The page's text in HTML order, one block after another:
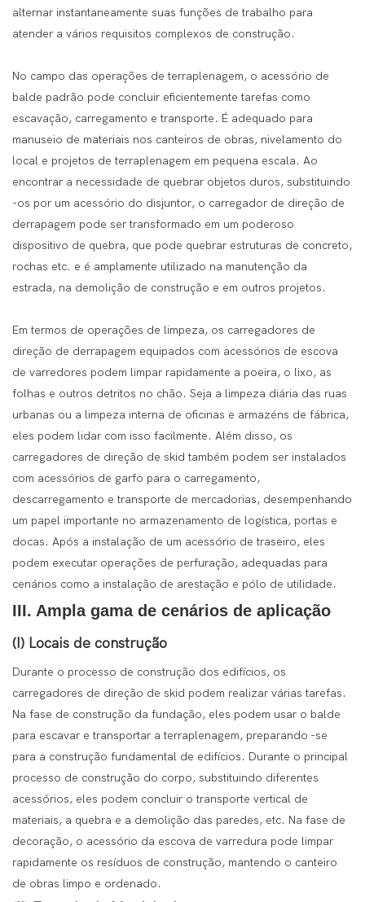
alternar instantaneamente suas funções de trabalho para
atender a vários requisitos complexos de construção.
No campo das operações de terraplenagem, o acessório de
balde padrão pode concluir eficientemente tarefas como
escavação, carregamento e transporte. É adequado para
manuseio de materiais nos canteiros de obras, nivelamento do
local e projetos de terraplenagem em pequena escala. Ao
encontrar a necessidade de quebrar objetos duros, substituindo
-os por um acessório do disjuntor, o carregador de direção de
derrapagem pode ser transformado em um poderoso
dispositivo de quebra, que pode quebrar estruturas de concreto,
rochas etc. e é amplamente utilizado na manutenção da
estrada, na demolição de construção e em outros projetos.
Em termos de operações de limpeza, os carregadores de
direção de derrapagem equipados com acessórios de escova
de varredores podem limpar rapidamente a poeira, o lixo, as
folhas e outros detritos no chão. Seja a limpeza diária das ruas
urbanas ou a limpeza interna de oficinas e armazéns de fábrica,
eles podem lidar com isso facilmente. Além disso, os
carregadores de direção de skid também podem ser instalados
com acessórios de garfo para o carregamento,
descarregamento e transporte de mercadorias, desempenhando
um papel importante no armazenamento de logística, portas e
docas. Após a instalação de um acessório de traseiro, eles
podem executar operações de perfuração, adequadas para
cenários como a instalação de arestação e pólo de utilidade.
III. Ampla gama de cenários de aplicação
(I) Locais de construção
Durante o processo de construção dos edifícios, os
carregadores de direção de skid podem realizar várias tarefas.
Na fase de construção da fundação, eles podem usar o balde
para escavar e transportar a terraplenagem, preparando -se
para a construção fundamental de edifícios. Durante o principal
processo de construção do corpo, substituindo diferentes
acessórios, eles podem concluir o transporte vertical de
materiais, a quebra e a demolição das paredes, etc. Na fase de
decoração, o acessório da escova de varredura pode limpar
rapidamente os resíduos de construção, mantendo o canteiro
de obras limpo e ordenado.